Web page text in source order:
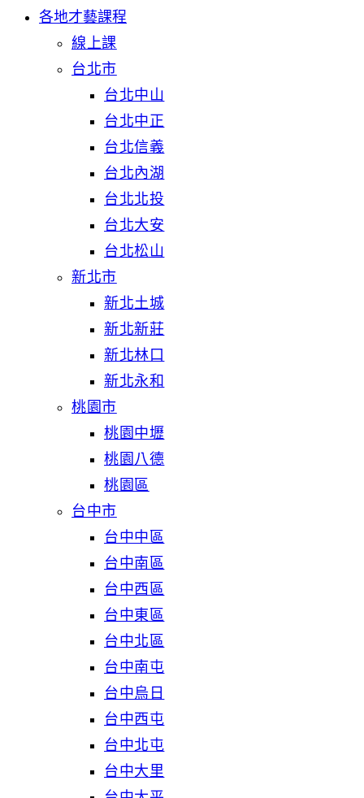
各地才藝課程
線上課
台北市
台北中山
台北中正
台北信義
台北內湖
台北北投
台北大安
台北松山
新北市
新北土城
新北新莊
新北林口
新北永和
桃園市
桃園中壢
桃園八德
桃園區
台中市
台中中區
台中南區
台中西區
台中東區
台中北區
台中南屯
台中烏日
台中西屯
台中北屯
台中大里